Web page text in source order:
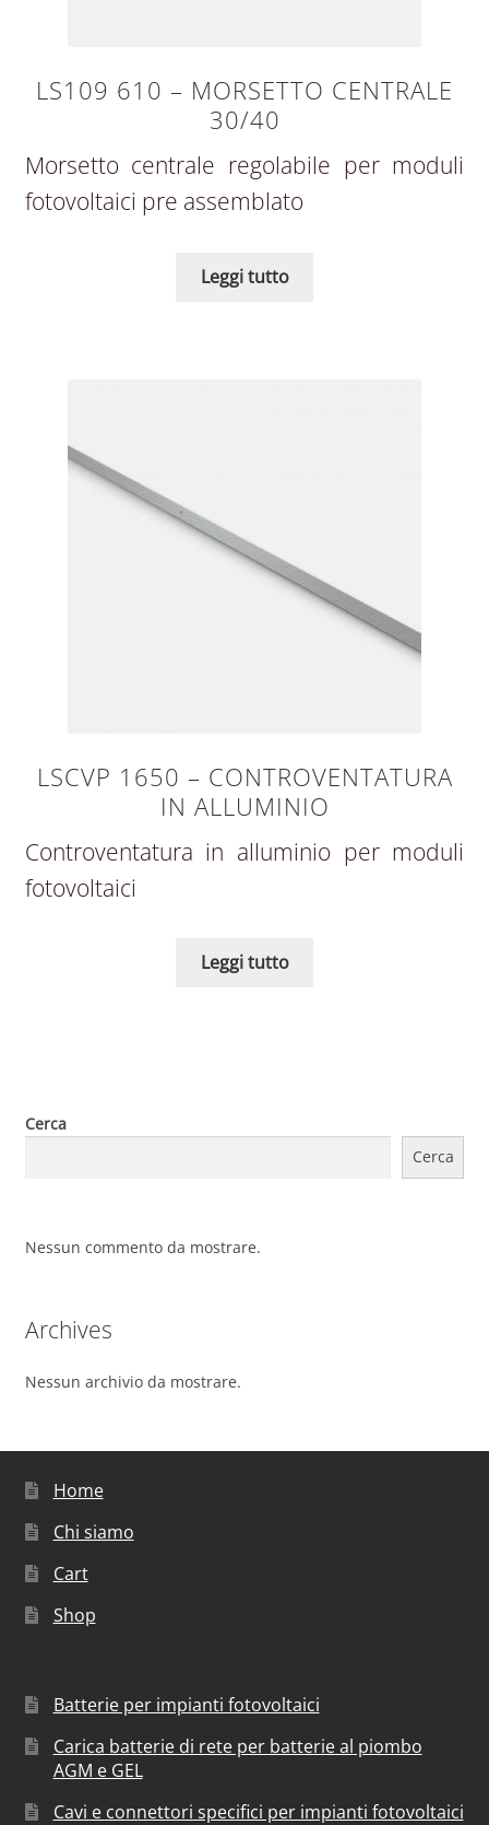
LS109 610 – MORSETTO CENTRALE
30/40
Morsetto centrale regolabile per moduli
fotovoltaici pre assemblato
Leggi tutto
LSCVP 1650 – CONTROVENTATURA
IN ALLUMINIO
Controventatura in alluminio per moduli
fotovoltaici
Leggi tutto
Cerca
Cerca
Nessun commento da mostrare.
Archives
Nessun archivio da mostrare.
Home
Chi siamo
Cart
Shop
Batterie per impianti fotovoltaici
Carica batterie di rete per batterie al piombo
AGM e GEL
Cavi e connettori specifici per impianti fotovoltaici